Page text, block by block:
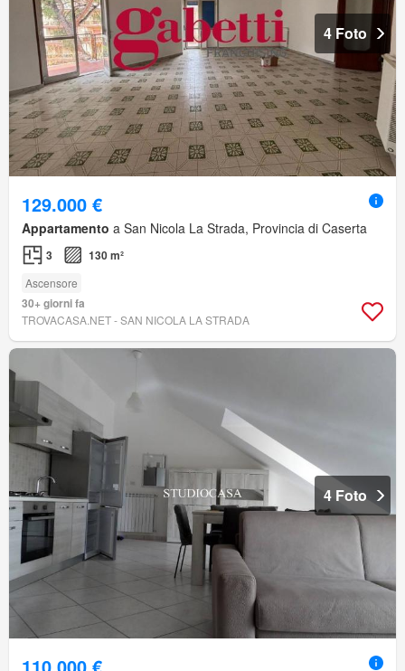
4 Foto
129.000 €
Appartamento a San Nicola La Strada, Provincia di Caserta
3 130 m²
Ascensore
30+ giorni fa
TROVACASA.NET - SAN NICOLA LA STRADA
4 Foto